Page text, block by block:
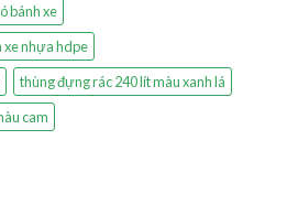
bánh xe
xe nhựa hdpe
thùng đựng rác 240 lít màu xanh lá
cam